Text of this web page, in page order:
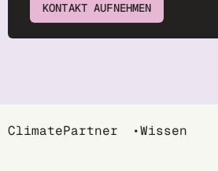
KONTAKT AUFNEHMEN
Breadcrumb
ClimatePartner Wissen